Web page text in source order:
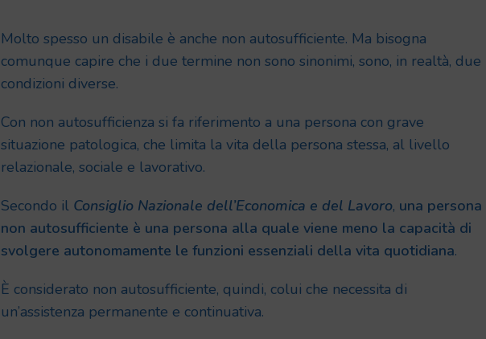
Molto spesso un disabile è anche non autosufficiente. Ma bisogna
comunque capire che i due termine non sono sinonimi, sono, in realtà, due
condizioni diverse.
Con non autosufficienza si fa riferimento a una persona con grave
situazione patologica, che limita la vita della persona stessa, al livello
relazionale, sociale e lavorativo.
Secondo il Consiglio Nazionale dell’Economica e del Lavoro, una persona
non autosufficiente è una persona alla quale viene meno la capacità di
svolgere autonomamente le funzioni essenziali della vita quotidiana.
È considerato non autosufficiente, quindi, colui che necessita di
un’assistenza permanente e continuativa.